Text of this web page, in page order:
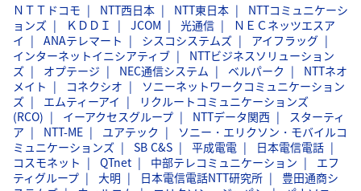
ＮＴＴドコモ NTT西日本 NTT東日本
NTTコミュニケーシ
ョンズ
ＫＤＤＩ JCOM 光通信
ＮＥＣネッツエスア
イ
ANAテレマート シスコシステムズ
アイフラッグ
インターネットイニシアティブ
NTTビジネスソリューション
ズ
オプテージ NEC通信システム ベルパーク
NTTネオ
メイト
コネクシオ
ソニーネットワークコミュニケーション
ズ
エムティーアイ
リクルートコミュニケーションズ
(RCO)
イーアクセスグループ NTTデータ関西
スターティ
ア
NTT-ME ユアテック
ソニー・エリクソン・モバイルコ
ミュニケーションズ
SB C&S 平成電電
日本電信電話
コスモネット
QTnet 中部テレコミュニケーション
エフ
ティグループ
大明 日本電信電話NTT研究所
豊田通商シ